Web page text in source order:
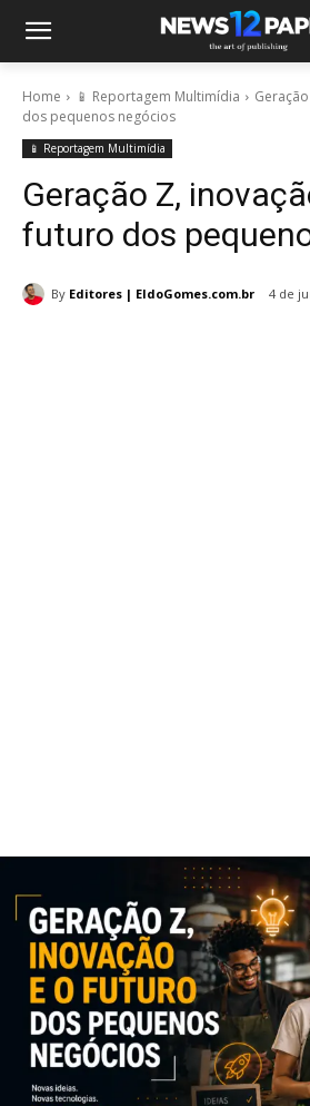
Home 📱 Reportagem Multimídia
dos pequenos negócios
📱 Reportagem Multimídia
Geração Z,
futuro dos
By Editores | EldoGomes.com.br 4 de